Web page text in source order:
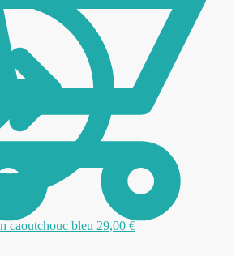
caoutchouc bleu 29,00 €